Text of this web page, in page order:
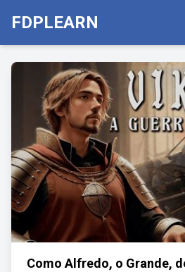
FDPLEARN
Como Alfredo, o Grande,